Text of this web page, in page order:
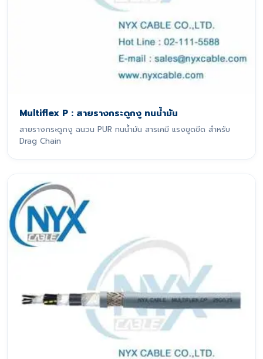
Multiflex P : สายรางกระดูกงู ทนน้ำมัน
สายรางกระดูกงู ฉนวน PUR ทนน้ำมัน สารเคมี แรงขูดขีด สำหรับ
Drag Chain